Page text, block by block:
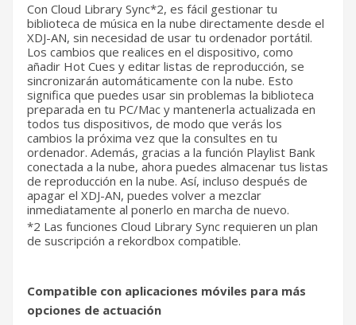
Con Cloud Library Sync*2, ​​es fácil gestionar tu
biblioteca de música en la nube directamente desde el
XDJ-AN, sin necesidad de usar tu ordenador portátil.
Los cambios que realices en el dispositivo, como
añadir Hot Cues y editar listas de reproducción, se
sincronizarán automáticamente con la nube. Esto
significa que puedes usar sin problemas la biblioteca
preparada en tu PC/Mac y mantenerla actualizada en
todos tus dispositivos, de modo que verás los
cambios la próxima vez que la consultes en tu
ordenador. Además, gracias a la función Playlist Bank
conectada a la nube, ahora puedes almacenar tus listas
de reproducción en la nube. Así, incluso después de
apagar el XDJ-AN, puedes volver a mezclar
inmediatamente al ponerlo en marcha de nuevo.
*2 Las funciones Cloud Library Sync requieren un plan
de suscripción a rekordbox compatible.
Compatible con aplicaciones móviles para más
opciones de actuación